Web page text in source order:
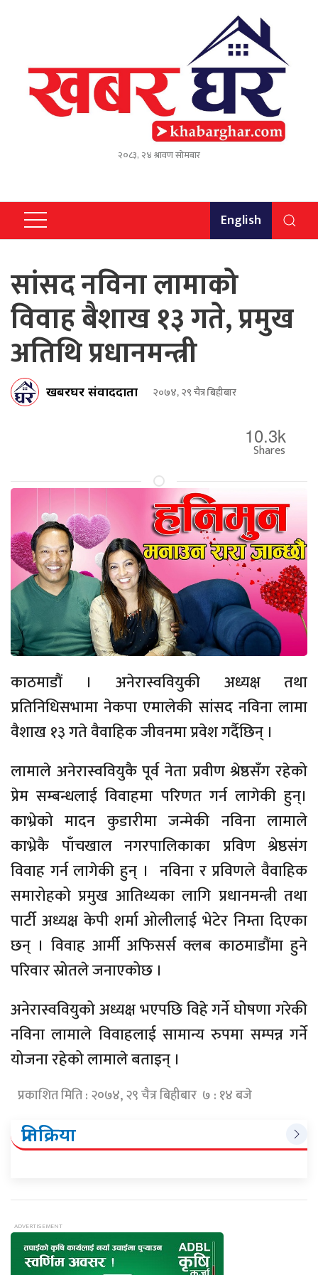
२०८३, २४ श्रावण सोमबार
English
सांसद नविना लामाको
विवाह बैशाख १३ गते, प्रमुख
अतिथि प्रधानमन्त्री
खबरघर संवाददाता २०७४, २९ चैत्र बिहीबार
10.3k
Shares
काठमाडौं । अनेरास्ववियुकी अध्यक्ष तथा
प्रतिनिधिसभामा नेकपा एमालेकी सांसद नविना लामा
वैशाख १३ गते वैवाहिक जीवनमा प्रवेश गर्दैछिन् ।
लामाले अनेरास्ववियुकै पूर्व नेता प्रवीण श्रेष्ठसँग रहेको
प्रेम सम्बन्धलाई विवाहमा परिणत गर्न लागेकी हुन्।
काभ्रेको मादन कुडारीमा जन्मेकी नविना लामाले
काभ्रेकै पाँचखाल नगरपालिकाका प्रविण श्रेष्ठसंग
विवाह गर्न लागेकी हुन् । नविना र प्रविणले वैवाहिक
समारोहको प्रमुख आतिथ्यका लागि प्रधानमन्त्री तथा
पार्टी अध्यक्ष केपी शर्मा ओलीलाई भेटेर निम्ता दिएका
छन् । विवाह आर्मी अफिसर्स क्लब काठमाडौंमा हुने
परिवार स्रोतले जनाएकोछ ।
अनेरास्ववियुको अध्यक्ष भएपछि विहे गर्ने घोेषणा गरेकी
नविना लामाले विवाहलाई सामान्य रुपमा सम्पन्न गर्ने
योजना रहेको लामाले बताइन् ।
प्रकाशित मिति : २०७४, २९ चैत्र बिहीबार ७ : १४ बजे
प्रतिक्रिया